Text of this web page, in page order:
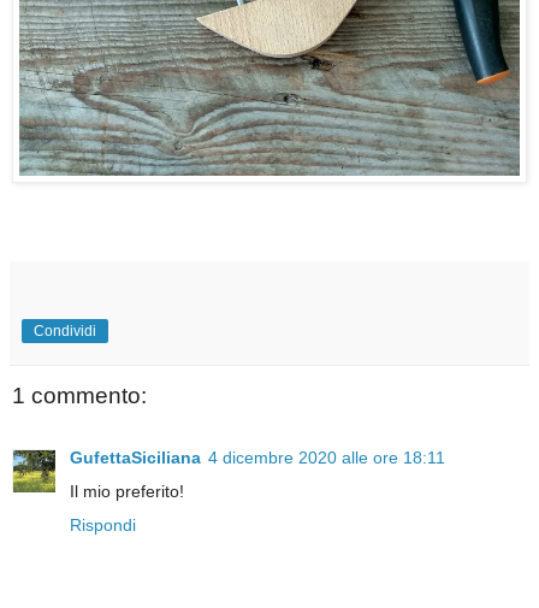
Condividi
1 commento:
GufettaSiciliana 4 dicembre 2020 alle ore 18:11
Il mio preferito!
Rispondi